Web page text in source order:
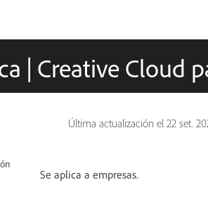
| Creative Cloud
Última actualización el 22 set.
Se aplica a empresas.